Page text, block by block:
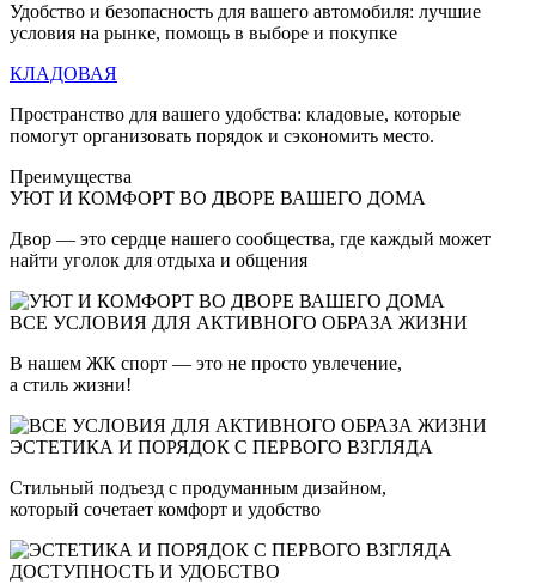
Удобство и безопасность для вашего автомобиля: лучшие
условия на рынке, помощь в выборе и покупке
КЛАДОВАЯ
Пространство для вашего удобства: кладовые, которые
помогут организовать порядок и сэкономить место.
Преимущества
УЮТ И КОМФОРТ ВО ДВОРЕ ВАШЕГО ДОМА
Двор — это сердце нашего сообщества, где каждый может
найти уголок для отдыха и общения
ВСЕ УСЛОВИЯ ДЛЯ АКТИВНОГО ОБРАЗА ЖИЗНИ
В нашем ЖК спорт — это не просто увлечение,
а стиль жизни!
ЭСТЕТИКА И ПОРЯДОК С ПЕРВОГО ВЗГЛЯДА
Стильный подъезд с продуманным дизайном,
который сочетает комфорт и удобство
ДОСТУПНОСТЬ И УДОБСТВО